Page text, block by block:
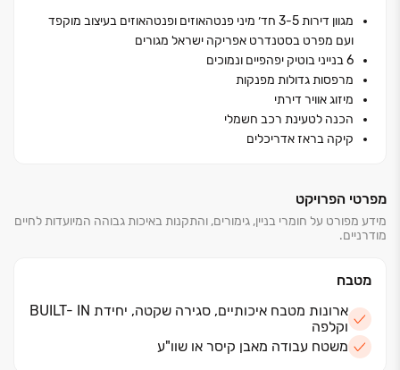
מגוון דירות ‏3-5 חד׳ מיני פנטהאוזים ופנטהאוזים בעיצוב מוקפד
ועם מפרט בסטנדרט אפריקה ישראל מגורים
6 בנייני בוטיק יפהפיים ונמוכים
מרפסות גדולות מפנקות
מיזוג אוויר דירתי
הכנה לטעינת רכב חשמלי
קיקה בראז אדריכלים
מפרטי הפרויקט
מידע מפורט על חומרי בניין, גימורים, והתקנות באיכות גבוהה המיועדות לחיים
מודרניים.
מטבח
ארונות מטבח איכותיים, סגירה שקטה, יחידת BUILT- IN
וקלפה
משטח עבודה מאבן קיסר או שוו"ע